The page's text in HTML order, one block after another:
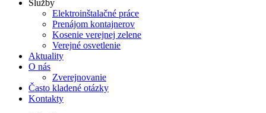
Služby
Elektroinštalačné práce
Prenájom kontajnerov
Kosenie verejnej zelene
Verejné osvetlenie
Aktuality
O nás
Zverejnovanie
Často kladené otázky
Kontakty